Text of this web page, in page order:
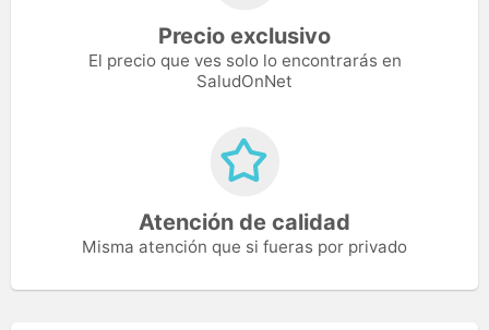
Precio exclusivo
El precio que ves solo lo encontrarás en
SaludOnNet
Atención de calidad
Misma atención que si fueras por privado